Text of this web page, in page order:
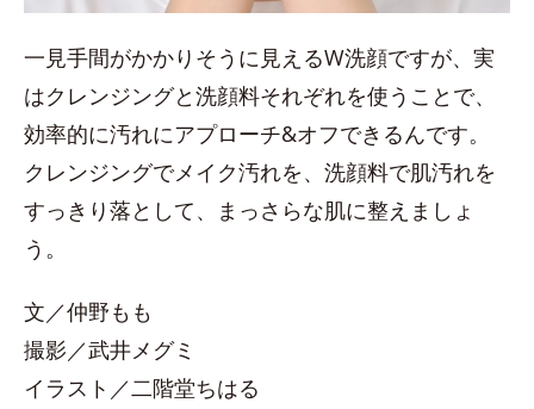
一見手間がかかりそうに見えるW洗顔ですが、実
はクレンジングと洗顔料それぞれを使うことで、
効率的に汚れにアプローチ&オフできるんです。
クレンジングでメイク汚れを、洗顔料で肌汚れを
すっきり落として、まっさらな肌に整えましょ
う。
文／仲野もも
撮影／武井メグミ
イラスト／二階堂ちはる